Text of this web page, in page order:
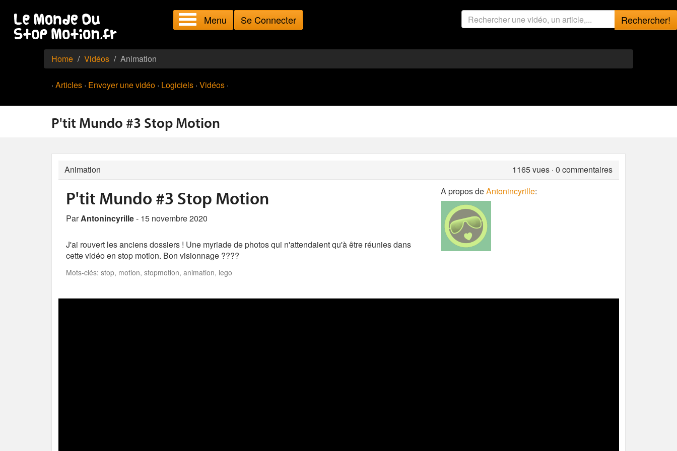
Menu Se Connecter Rechercher!
Home Vidéos Animation
· Articles · Envoyer une vidéo · Logiciels · Vidéos ·
P'tit Mundo #3 Stop Motion
Animation 1165vues · 0 commentaires
P'tit Mundo #3 Stop Motion
ParAntonincyrille- 15 novembre 2020
J'ai rouvert les anciens dossiers ! Une myriade de photos qui n'attendaient qu'à être réunies dans
cette vidéo en stop motion. Bon visionnage ????
Mots-clés: stop, motion, stopmotion, animation, lego
A propos deAntonincyrille: